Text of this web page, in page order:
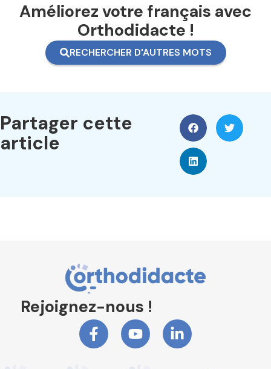
Améliorez votre français avec
Orthodidacte !
RECHERCHER D'AUTRES MOTS
Partager cette
article
Rejoignez-nous !